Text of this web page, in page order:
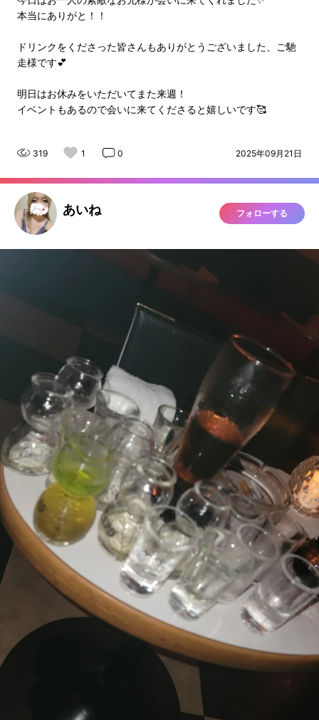
本当にありがと！！
ドリンクをくださった皆さんもありがとうございました、ご馳
走様です💕
明日はお休みをいただいてまた来週！
イベントもあるので会いに来てくださると嬉しいです🥰
319 1 0 2025年09月21日
あいね フォローする